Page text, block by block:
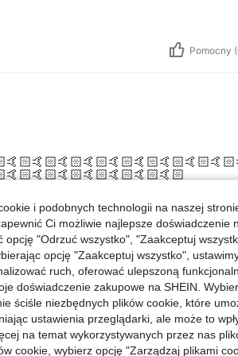
Pomocny
Pomocny
Opinii
i podobnych technologii na naszej
Ci możliwie najlepsze
opcję "Odrzuć wszystko", "Zaakceptuj
opcję "Zaakceptuj wszystko",
ruch, oferować ulepszoną
doświadczenie zakupowe na SHEIN.
ściśle niezbędnych plików cookie, które
ustawienia przeglądarki, ale może to
na temat wykorzystywanych przez nas
cookie, wybierz opcję "Zarządzaj plikami